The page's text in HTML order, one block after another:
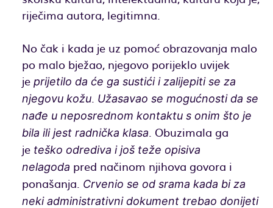
riječima autora, legitimna.
No čak i kada je uz pomoć obrazovanja malo
po malo bježao, njegovo porijeklo uvijek
je prijetilo da će ga sustići i zalijepiti se za
njegovu kožu. Užasavao se mogućnosti da se
nađe u neposrednom kontaktu s onim što je
bila ili jest radnička klasa. Obuzimala ga
je teško odrediva i još teže opisiva
nelagoda pred načinom njihova govora i
ponašanja. Crvenio se od srama kada bi za
neki administrativni dokument trebao donijeti